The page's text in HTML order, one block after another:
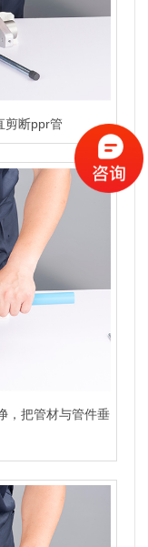
剪断ppr管
，把管材与管件垂